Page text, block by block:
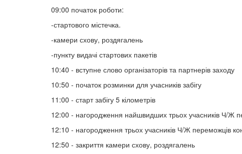
09:00 початок роботи:
-стартового містечка.
-камери схову, роздягалень
-пункту видачі стартових пакетів
10:40 - вступне слово організаторів та партнерів заходу
10:50 - початок розминки для учасників забігу
11:00 - старт забігу 5 кілометрів
12:00 - нагородження найшвидших трьох учасників Ч/Ж
12:10 - нагородження трьох учасників Ч/Ж переможців
12:50 - закриття камери схову, роздягалень